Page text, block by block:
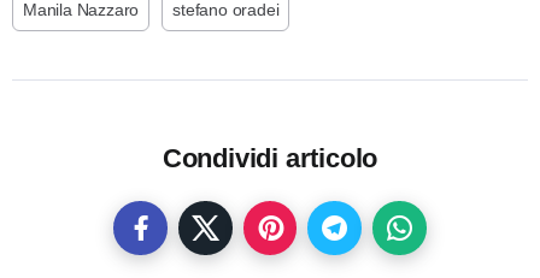
Manila Nazzaro stefano oradei
Condividi articolo